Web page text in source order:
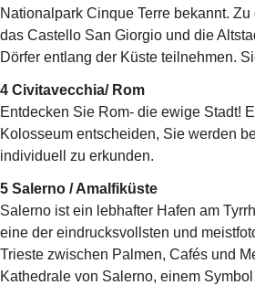
Nationalpark Cinque Terre bekannt.
das Castello San Giorgio und die
Dörfer entlang der Küste teilnehmen.
4 Civitavecchia/ Rom
Entdecken Sie Rom- die ewige Stadt!
Kolosseum entscheiden, Sie werden
individuell zu erkunden.
5 Salerno / Amalfiküste
Salerno ist ein lebhafter Hafen am
eine der eindrucksvollsten und
Trieste zwischen Palmen, Cafés und
Kathedrale von Salerno, einem